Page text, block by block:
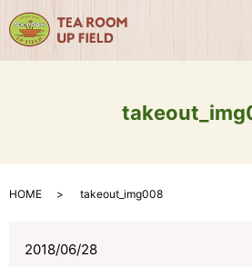
HOME takeout_img008
2018/06/28